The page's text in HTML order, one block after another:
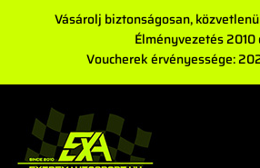
Vásárolj biztonságosan,
Élményvezetés 2010
Voucherek érvényessége: